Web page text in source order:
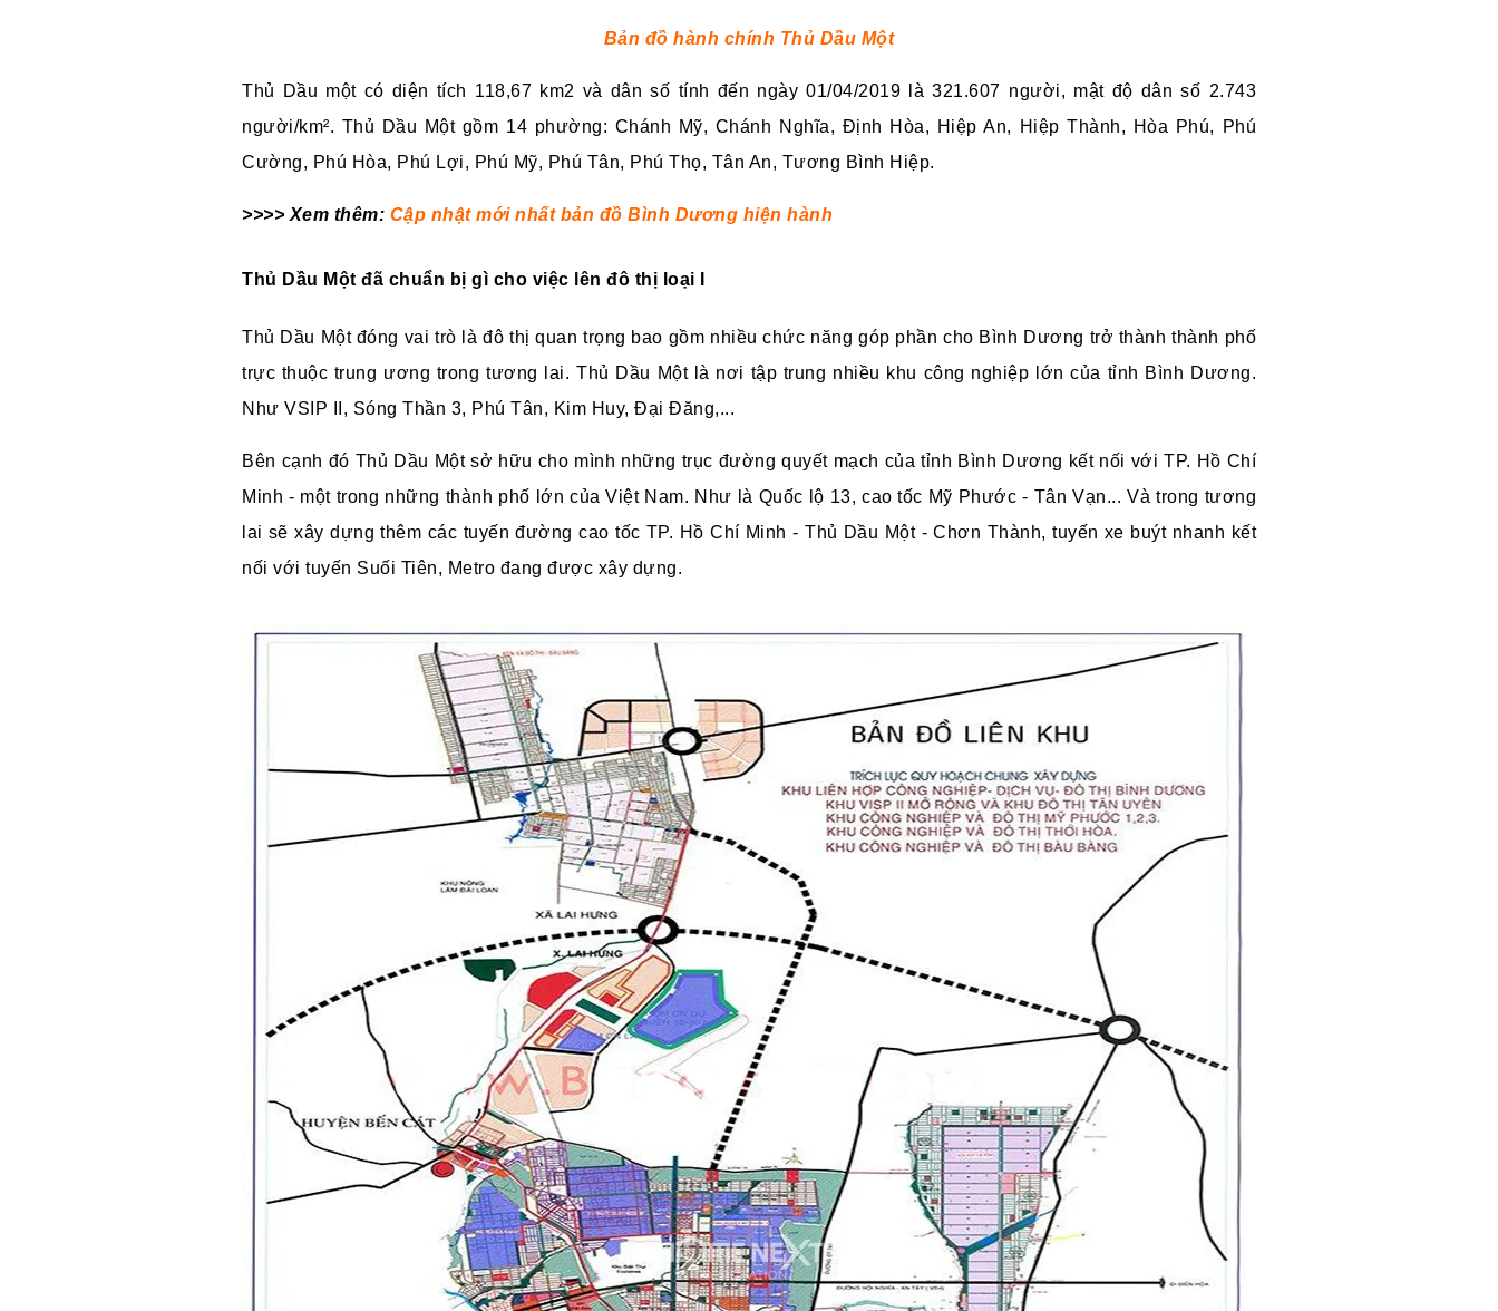
Bản đồ hành chính Thủ Dầu Một
Thủ Dầu một có diện tích 118,67 km2 và dân số tính đến ngày 01/04/2019 là 321.607 người, mật độ dân số 2.743
người/km². Thủ Dầu Một gồm 14 phường: Chánh Mỹ, Chánh Nghĩa, Định Hòa, Hiệp An, Hiệp Thành, Hòa Phú,
Phú
Cường, Phú Hòa, Phú Lợi, Phú Mỹ, Phú Tân, Phú Thọ, Tân An, Tương Bình Hiệp.
>>>> Xem thêm: Cập nhật mới nhất bản đồ Bình Dương hiện hành
Thủ Dầu Một đã chuẩn bị gì cho việc lên đô thị loại I
Thủ Dầu Một đóng vai trò là đô thị quan trọng bao gồm nhiều chức năng góp phần cho Bình Dương trở thành thành phố
trực thuộc trung ương trong tương lai. Thủ Dầu Một là nơi tập trung nhiều khu công nghiệp lớn của tỉnh Bình Dương.
Như VSIP II, Sóng Thần 3, Phú Tân, Kim Huy, Đại Đăng,...
Bên cạnh đó Thủ Dầu Một sở hữu cho mình những trục đường quyết mạch của tỉnh Bình Dương kết nối với TP. Hồ Chí
Minh - một trong những thành phố lớn của Việt Nam. Như là Quốc lộ 13, cao tốc Mỹ Phước - Tân Vạn... Và trong tương
lai sẽ xây dựng thêm các tuyến đường cao tốc TP. Hồ Chí Minh - Thủ Dầu Một - Chơn Thành, tuyến xe buýt nhanh kết
nối với tuyến Suối Tiên, Metro đang được xây dựng.